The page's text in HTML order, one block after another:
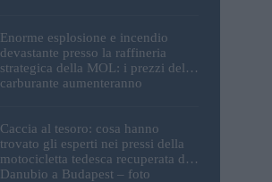
Enorme esplosione e incendio
devastante presso la raffineria
strategica della MOL: i prezzi del
carburante aumenteranno
Caccia al tesoro: cosa hanno
trovato gli esperti nei pressi della
motocicletta tedesca recuperata dal
Danubio a Budapest – foto